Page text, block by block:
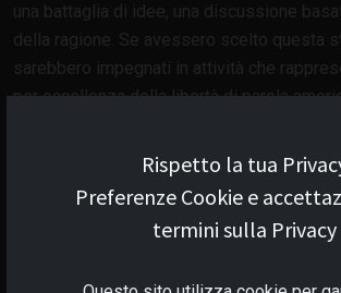
Rispetto la tua
Preferenze Cookie e
termini sulla Privacy
una battaglia di idee, una discussione
della ragione. Se avessero scelto questa
sarebbero impegnati in attività che
per eccellenza della libertà di parola
Lois Brandeis, "non dobbiamo temere i
demoralizzanti di alcuni, se permettiamo
dimostrare i loro errori e, soprattutto,
pronta a punire il primo atto criminale